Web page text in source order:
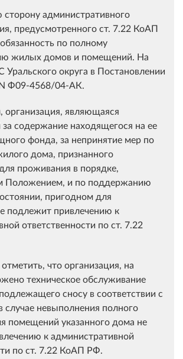
сторону административного
предусмотренного ст. 7.22 КоАП
по полному
жилых домов и помещений. На
Уральского округа в Постановлении
Ф09-4568/04-АК.
организация, являющаяся
за содержание находящегося на ее
фонда, за непринятие мер по
дома, признанного
проживания в порядке,
Положением, и по поддержанию
пригодном для
подлежит привлечению к
ответственности по ст. 7.22
что организация, на
техническое обслуживание
сносу в соответствии с
невыполнения полного
помещений указанного дома не
к административной
по ст. 7.22 КоАП РФ.